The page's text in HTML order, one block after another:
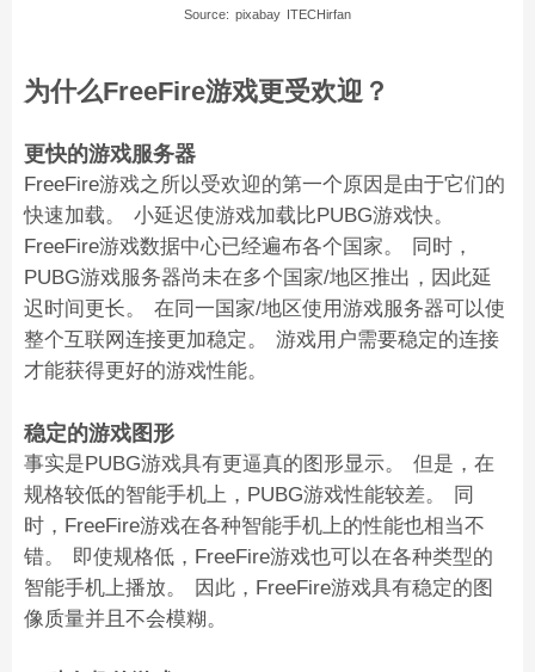
Source: pixabay ITECHirfan
为什么FreeFire游戏更受欢迎？
更快的游戏服务器
FreeFire游戏之所以受欢迎的第一个原因是由于它们的
快速加载。 小延迟使游戏加载比PUBG游戏快。
FreeFire游戏数据中心已经遍布各个国家。 同时，
PUBG游戏服务器尚未在多个国家/地区推出，因此延
迟时间更长。 在同一国家/地区使用游戏服务器可以使
整个互联网连接更加稳定。 游戏用户需要稳定的连接
才能获得更好的游戏性能。
稳定的游戏图形
事实是PUBG游戏具有更逼真的图形显示。 但是，在
规格较低的智能手机上，PUBG游戏性能较差。 同
时，FreeFire游戏在各种智能手机上的性能也相当不
错。 即使规格低，FreeFire游戏也可以在各种类型的
智能手机上播放。 因此，FreeFire游戏具有稳定的图
像质量并且不会模糊。